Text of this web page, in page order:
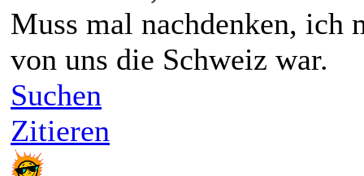
Muss mal nachdenken, ich
von uns die Schweiz war.
Suchen
Zitieren